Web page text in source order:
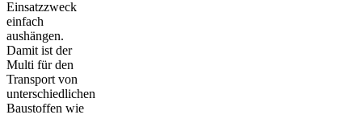
Einsatzzweck
einfach
aushängen.
Damit ist der
Multi für den
Transport von
unterschiedlichen
Baustoffen wie